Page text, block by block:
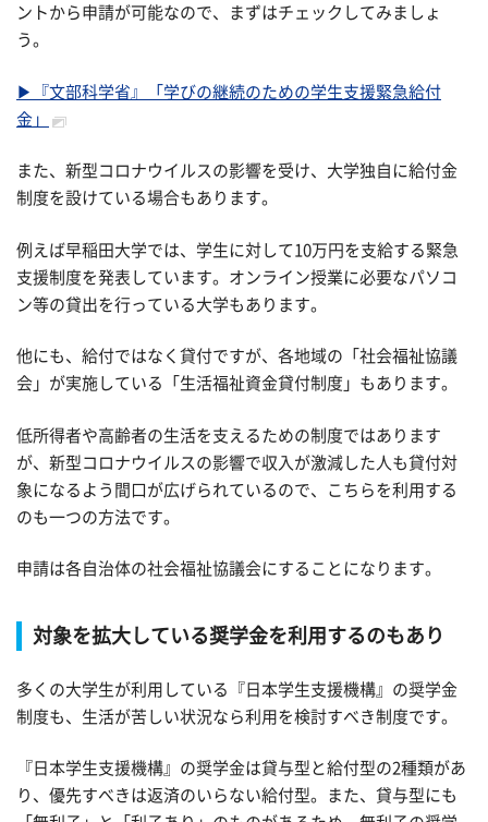
ントから申請が可能なので、まずはチェックしてみましょ
う。
▶『文部科学省』「学びの継続のための学生支援緊急給付
金」
また、新型コロナウイルスの影響を受け、大学独自に給付金
制度を設けている場合もあります。
例えば早稲田大学では、学生に対して10万円を支給する緊急
支援制度を発表しています。オンライン授業に必要なパソコ
ン等の貸出を行っている大学もあります。
他にも、給付ではなく貸付ですが、各地域の「社会福祉協議
会」が実施している「生活福祉資金貸付制度」もあります。
低所得者や高齢者の生活を支えるための制度ではあります
が、新型コロナウイルスの影響で収入が激減した人も貸付対
象になるよう間口が広げられているので、こちらを利用する
のも一つの方法です。
申請は各自治体の社会福祉協議会にすることになります。
対象を拡大している奨学金を利用するのもあり
多くの大学生が利用している『日本学生支援機構』の奨学金
制度も、生活が苦しい状況なら利用を検討すべき制度です。
『日本学生支援機構』の奨学金は貸与型と給付型の2種類があ
り、優先すべきは返済のいらない給付型。また、貸与型にも